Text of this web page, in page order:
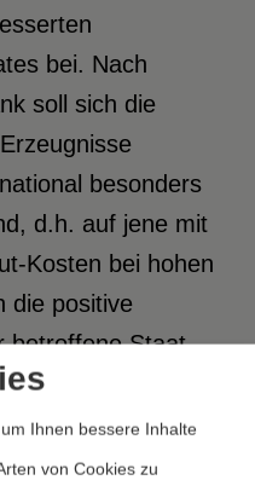
bei. Nach
soll sich die
besonders
d.h. auf jene mit
Kosten bei hohen
die positive
betroffene Staat
wie Weizen
zu
S.5-6).
Ihnen bessere Inhalte
von Cookies zu